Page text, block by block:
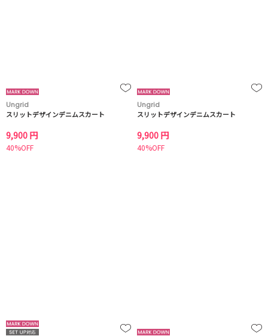
Ungrid
スリットデザインデニムスカート
9,900 円
40%OFF
Ungrid
スリットデザインデニムスカート
9,900 円
40%OFF